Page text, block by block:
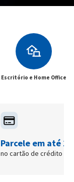
Escritório e Home Office
Parcele em até
no cartão de crédito